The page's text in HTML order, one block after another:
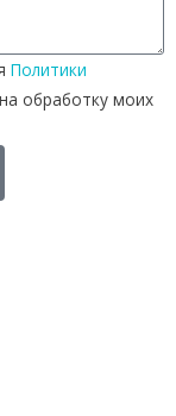
Политики
обработку моих